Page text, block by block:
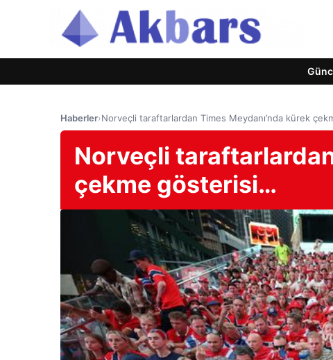
Haberler›Norveçli taraftarlardan Times Meydanı’nda kürek
Norveçli
çekme gösterisi…